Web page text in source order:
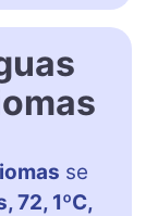
se
72, 1ºC,